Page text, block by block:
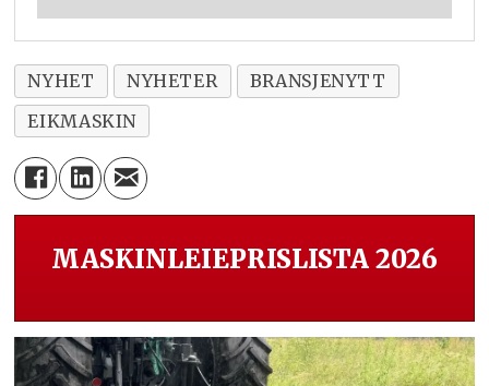
NYHET NYHETER
BRANSJENYTT
EIKMASKIN
MASKINLEIEPRISLISTA 2026